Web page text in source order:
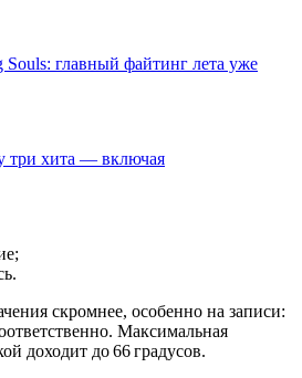
главный файтинг лета уже
три хита — включая
скромнее, особенно на записи:
Максимальная
доходит до 66 градусов.